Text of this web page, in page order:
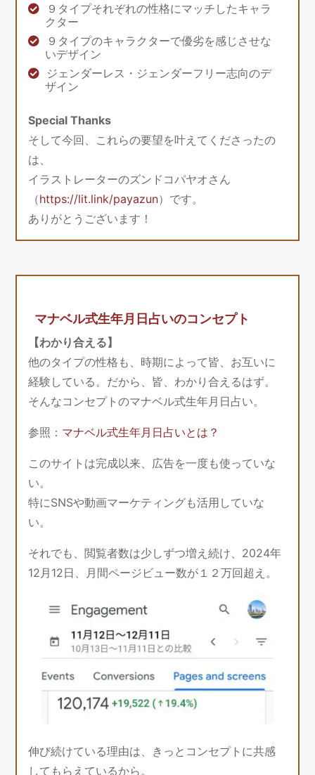
９タイプそれぞれの性格にマッチしたキャラ
クター
９タイプのキャラクターで優劣を感じさせな
いデザイン
ジェンダーレス・ジェンダーフリー志向のデ
ザイン
Special Thanks
そして今回、これらの要望を叶えてくださったの
は、
イラストレーターのズンドコパヤオさん
（https://lit.link/payazun）です。
ありがとうございます！
マナベル式生年月日占いのコンセプト
【わかり合える】
他のタイプの性格も、時期によって皆、お互いに
経験している。だから、皆、わかり合えるはず。
そんなコンセプトのマナベル式生年月日占い。
参照： マナベル式生年月日占いとは？
このサイトは完成以来、広告を一度も使っていな
い。
特にSNSや動画マーケティングも活用していな
い。
それでも、閲覧者数は少しずつ増え続け、2024年
12月12日、月間ページビュー数が１２万回超え。
伸び続けている理由は、きっとコンセプトに共感
してもらえているから。